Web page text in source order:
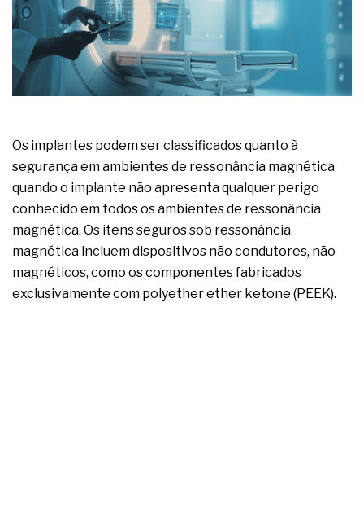
Os implantes podem ser classificados quanto à
segurança em ambientes de ressonância magnética
quando o implante não apresenta qualquer perigo
conhecido em todos os ambientes de ressonância
magnética. Os itens seguros sob ressonância
magnética incluem dispositivos não condutores, não
magnéticos, como os componentes fabricados
exclusivamente com polyether ether ketone (PEEK).